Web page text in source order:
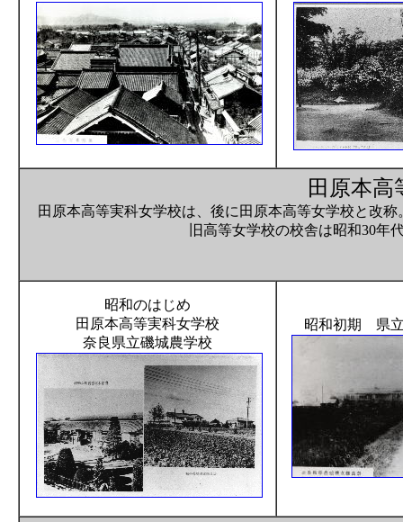
田原本高
田原本高等実科女学校は、後に田原本高等女学校と改
旧高等女学校の校舎は昭和30
昭和のはじめ
田原本高等実科女学校
奈良県立磯城農学校
昭和初期 県